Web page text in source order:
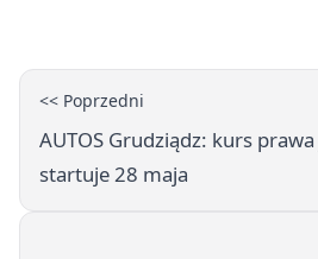
<< Poprzedni
AUTOS Grudziądz: kurs
startuje 28 maja